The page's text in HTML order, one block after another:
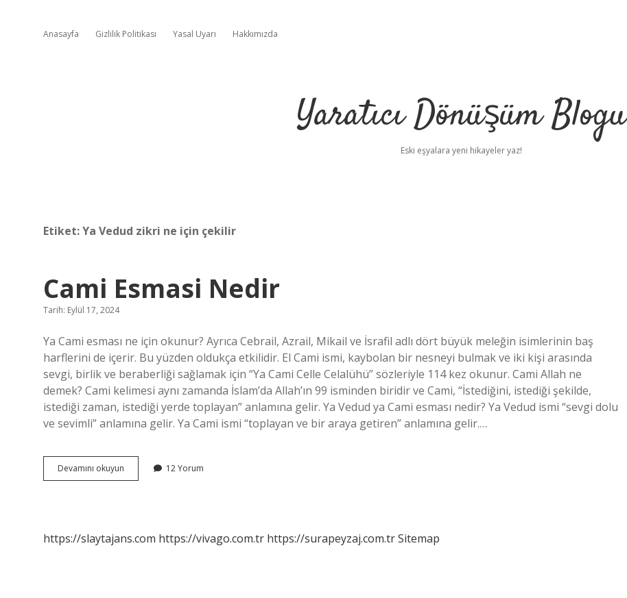
Anasayfa Gizlilik Politikası Yasal Uyarı Hakkımızda
Yaratıcı Dönüşüm Blogu
Eski eşyalara yeni hikayeler yaz!
Etiket:Ya Vedud zikri ne için çekilir
Cami Esmasi Nedir
Tarih: Eylül 17, 2024
Ya Cami esması ne için okunur? Ayrıca Cebrail, Azrail, Mikail ve İsrafil adlı dört büyük meleğin isimlerinin baş
harflerini de içerir. Bu yüzden oldukça etkilidir. El Cami ismi, kaybolan bir nesneyi bulmak ve iki kişi arasında
sevgi, birlik ve beraberliği sağlamak için “Ya Cami Celle Celalühü” sözleriyle 114 kez okunur. Cami Allah ne
demek? Cami kelimesi aynı zamanda İslam’da Allah’ın 99 isminden biridir ve Cami, “İstediğini, istediği şekilde,
istediği zaman, istediği yerde toplayan” anlamına gelir. Ya Vedud ya Cami esması nedir? Ya Vedud ismi “sevgi dolu
ve sevimli” anlamına gelir. Ya Cami ismi “toplayan ve bir araya getiren” anlamına gelir.…
Devamını okuyun
Esmasi
12 Yorum
https://slaytajans.com https://vivago.com.tr https://surapeyzaj.com.trSitemap